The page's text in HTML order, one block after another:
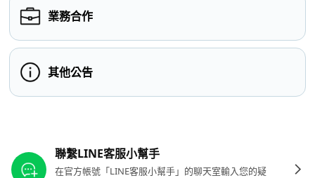
業務合作
其他公告
聯繫LINE客服小幫手
在官方帳號「LINE客服小幫手」的聊天室輸入您的疑